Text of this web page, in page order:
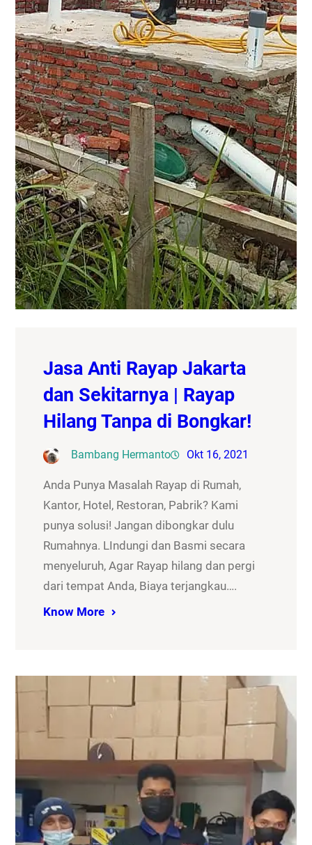
Jasa Anti Rayap Jakarta
dan Sekitarnya | Rayap
Hilang Tanpa di Bongkar!
Bambang Hermanto Okt 16, 2021
Anda Punya Masalah Rayap di Rumah,
Kantor, Hotel, Restoran, Pabrik? Kami
punya solusi! Jangan dibongkar dulu
Rumahnya. LIndungi dan Basmi secara
menyeluruh, Agar Rayap hilang dan pergi
dari tempat Anda, Biaya terjangkau….
Know More